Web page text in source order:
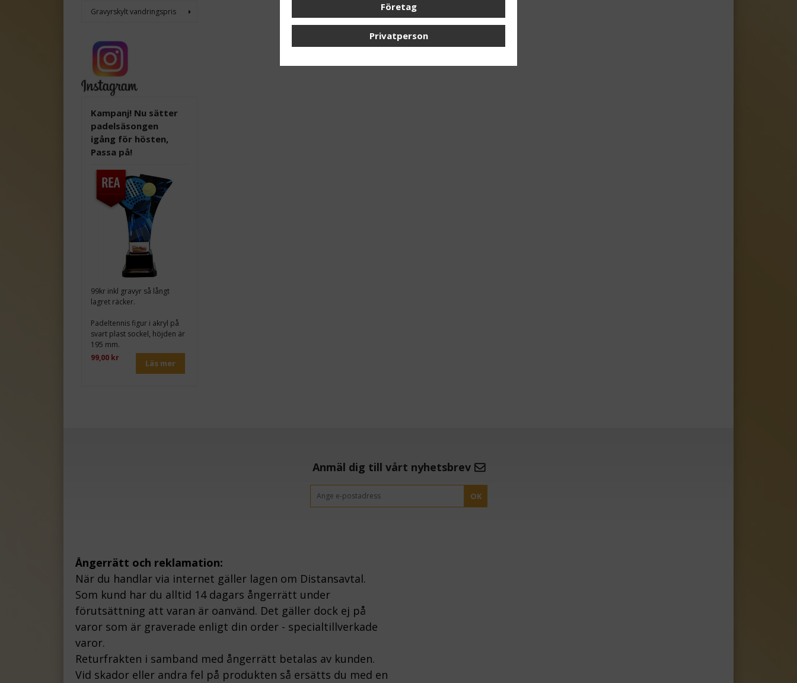
Gravyrskylt vandringspris
Kampanj! Nu sätter
padelsäsongen
igång för hösten,
Passa på!
99kr inkl gravyr så långt
lagret räcker.
Padeltennis figur i akryl på
svart plast sockel, höjden är
195 mm.
99,00 kr
Läs mer
Anmäl dig till vårt nyhetsbrev
OK
Ångerrätt och reklamation:
När du handlar via internet gäller lagen om Distansavtal.
Som kund har du alltid 14 dagars ångerrätt under
förutsättning att varan är oanvänd. Det gäller dock ej på
varor som är graverade enligt din order - specialtillverkade
varor.
Returfrakten i samband med ångerrätt betalas av kunden.
Vid skador eller andra fel på produkten så ersätts du med en
Företag
Privatperson